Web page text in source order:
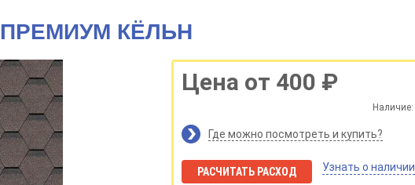
ПРЕМИУМ КЁЛЬН
Цена от 400 ₽
Наличие:
Где можно посмотреть и купить?
РАСЧИТАТЬ РАСХОД Узнать о наличии